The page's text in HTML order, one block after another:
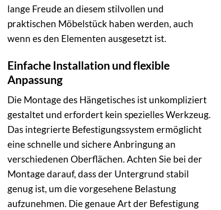
lange Freude an diesem stilvollen und
praktischen Möbelstück haben werden, auch
wenn es den Elementen ausgesetzt ist.
Einfache Installation und flexible
Anpassung
Die Montage des Hängetisches ist unkompliziert
gestaltet und erfordert kein spezielles Werkzeug.
Das integrierte Befestigungssystem ermöglicht
eine schnelle und sichere Anbringung an
verschiedenen Oberflächen. Achten Sie bei der
Montage darauf, dass der Untergrund stabil
genug ist, um die vorgesehene Belastung
aufzunehmen. Die genaue Art der Befestigung